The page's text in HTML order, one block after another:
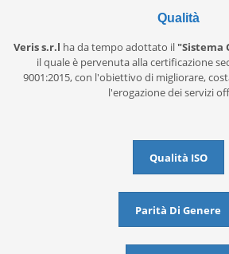
Qualità
Veris s.r.l ha da tempo adottato il "Sistema
il quale è pervenuta alla certificazione
9001:2015, con l'obiettivo di migliorare,
l'erogazione dei servizi
Qualità ISO
Parità Di Genere